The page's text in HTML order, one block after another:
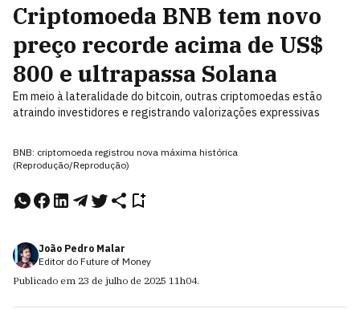
Criptomoeda BNB tem novo
preço recorde acima de US$
800 e ultrapassa Solana
Em meio à lateralidade do bitcoin, outras criptomoedas estão
atraindo investidores e registrando valorizações expressivas
BNB: criptomoeda registrou nova máxima histórica
(Reprodução/Reprodução)
João Pedro Malar
Editor do Future of Money
Publicado em 23 de julho de 2025 11h04.